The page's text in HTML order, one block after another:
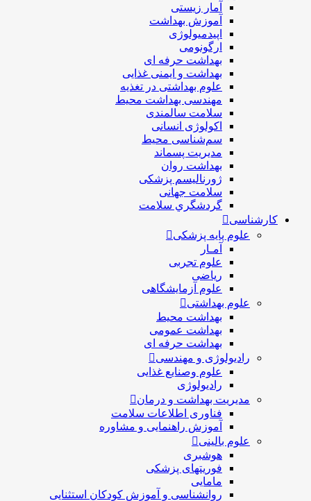
آمار زیستی
آموزش بهداشت
اپیدمیولوژی
ارگونومی
بهداشت حرفه ای
بهداشت و ایمنی غذایی
علوم بهداشتی در تغذیه
مهندسی بهداشت محيط
سلامت سالمندی
اکولوژی انسانی
سم‌شناسی محیط
مدیریت پسماند
بهداشت روان
ژورنالیسم پزشکی
سلامت جهانی
گردشگري سلامت
کارشناسی
علوم پایه پزشکی
آمـار
علوم تجربی
ریاضی
علوم آزمایشگاهی
علوم بهداشتی
بهداشت محیط
بهداشت عمومی
بهداشت حرفه ای
رادیولوژی و مهندسی
علوم وصنایع غذایی
رادیولوژی
مدیریت بهداشت و درمان
فناوری اطلاعات سلامت
آموزش راهنمایی و مشاوره
علوم بالینی
هوشبری
فوریتهای پزشکی
مامایی
روانشناسی و آموزش کودکان استثنایی